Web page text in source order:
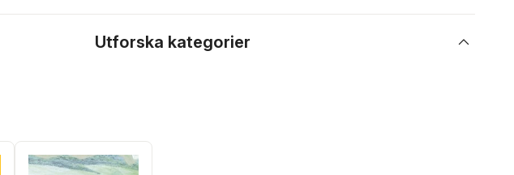
Utforska kategorier